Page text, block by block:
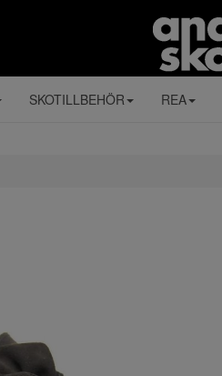
SKOTILLBEHÖR REA